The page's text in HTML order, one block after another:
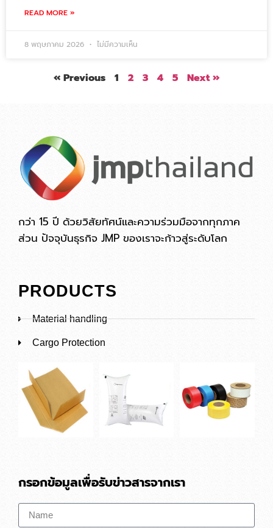
READ MORE »
8 พฤษภาคม 2026 ไม่มีความเห็น
« Previous 1 2 3 4 5 Next »
กว่า 15 ปี ด้วยวิสัยทัศน์และความร่วมมือจากทุกภาค
ส่วน ปัจจุบันธุรกิจ JMP ของเราจะก้าวสู่ระดับโลก
PRODUCTS
Material handling
Cargo Protection
กรอกข้อมูลเพื่อรับข่าวสารจากเรา